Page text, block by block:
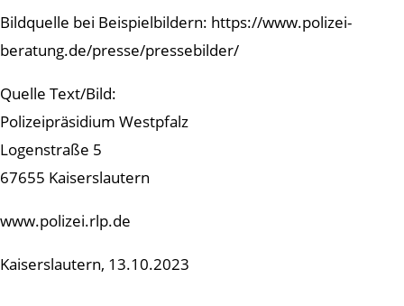
Bildquelle bei Beispielbildern: https://www.polizei-
beratung.de/presse/pressebilder/
Quelle Text/Bild:
Polizeipräsidium Westpfalz
Logenstraße 5
67655 Kaiserslautern
www.polizei.rlp.de
Kaiserslautern, 13.10.2023